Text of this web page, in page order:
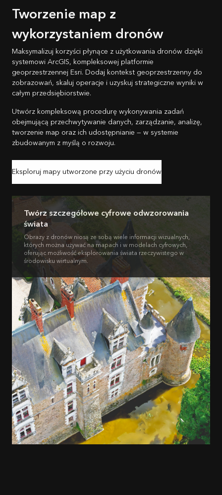
Tworzenie map z
wykorzystaniem dronów
Maksymalizuj korzyści płynące z użytkowania dronów dzięki
systemowi ArcGIS, kompleksowej platformie
geoprzestrzennej Esri. Dodaj kontekst geoprzestrzenny do
zobrazowań, skaluj operacje i uzyskuj strategiczne wyniki w
całym przedsiębiorstwie.
Utwórz kompleksową procedurę wykonywania zadań
obejmującą przechwytywanie danych, zarządzanie, analizę,
tworzenie map oraz ich udostępnianie — w systemie
zbudowanym z myślą o rozwoju.
Eksploruj mapy utworzone przy użyciu dronów
Twórz szczegółowe cyfrowe odwzorowania
świata
Obrazy z dronów niosą ze sobą wiele informacji wizualnych,
których można używać na mapach i w modelach cyfrowych,
oferując możliwość eksplorowania świata rzeczywistego w
środowisku wirtualnym.